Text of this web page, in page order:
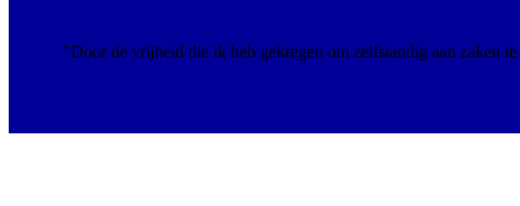
"Door de vrijheid die ik heb gekregen om zelfstandig aan zaken